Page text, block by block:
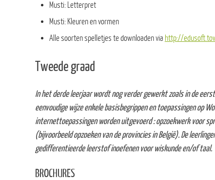
Musti: Letterpret
Musti: Kleuren en vormen
Alle soorten spelletjes te downloaden via http://
Tweede graad
In het derde leerjaar wordt nog verder gewerkt zoals in de
eenvoudige wijze enkele basisbegrippen en toepassingen op
internettoepassingen worden uitgevoerd : opzoekwerk voor
(bijvoorbeeld opzoeken van de provincies in België). De
gedifferentieerde leerstof inoefenen voor wiskunde en/of taal.
BROCHURES